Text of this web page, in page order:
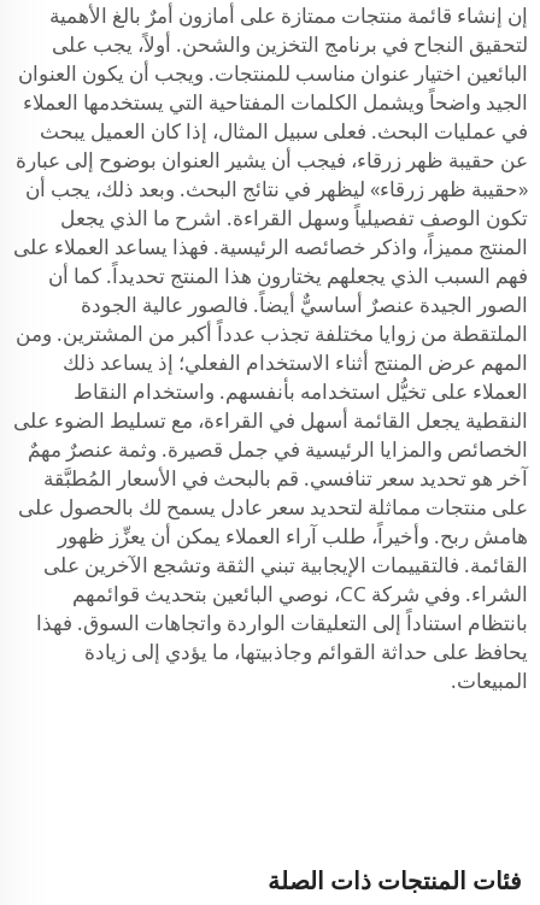
إن إنشاء قائمة منتجات ممتازة على أمازون أمرٌ بالغ الأهمية
لتحقيق النجاح في برنامج التخزين والشحن. أولاً، يجب على
البائعين اختيار عنوان مناسب للمنتجات. ويجب أن يكون العنوان
الجيد واضحاً ويشمل الكلمات المفتاحية التي يستخدمها العملاء
في عمليات البحث. فعلى سبيل المثال، إذا كان العميل يبحث
عن حقيبة ظهر زرقاء، فيجب أن يشير العنوان بوضوح إلى عبارة
«حقيبة ظهر زرقاء» ليظهر في نتائج البحث. وبعد ذلك، يجب أن
تكون الوصف تفصيلياً وسهل القراءة. اشرح ما الذي يجعل
المنتج مميزاً، واذكر خصائصه الرئيسية. فهذا يساعد العملاء على
فهم السبب الذي يجعلهم يختارون هذا المنتج تحديداً. كما أن
الصور الجيدة عنصرٌ أساسيٌّ أيضاً. فالصور عالية الجودة
الملتقطة من زوايا مختلفة تجذب عدداً أكبر من المشترين. ومن
المهم عرض المنتج أثناء الاستخدام الفعلي؛ إذ يساعد ذلك
العملاء على تخيُّل استخدامه بأنفسهم. واستخدام النقاط
النقطية يجعل القائمة أسهل في القراءة، مع تسليط الضوء على
الخصائص والمزايا الرئيسية في جمل قصيرة. وثمة عنصرٌ مهمٌ
آخر هو تحديد سعر تنافسي. قم بالبحث في الأسعار المُطبَّقة
على منتجات مماثلة لتحديد سعر عادل يسمح لك بالحصول على
هامش ربح. وأخيراً، طلب آراء العملاء يمكن أن يعزِّز ظهور
القائمة. فالتقييمات الإيجابية تبني الثقة وتشجع الآخرين على
الشراء. وفي شركة CC، نوصي البائعين بتحديث قوائمهم
بانتظام استناداً إلى التعليقات الواردة واتجاهات السوق. فهذا
يحافظ على حداثة القوائم وجاذبيتها، ما يؤدي إلى زيادة
المبيعات.
فئات المنتجات ذات الصلة